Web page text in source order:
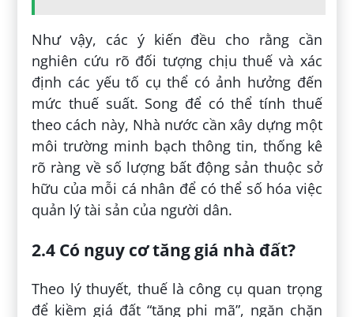
Như vậy, các ý kiến đều cho rằng cần
nghiên cứu rõ đối tượng chịu thuế và xác
định các yếu tố cụ thể có ảnh hưởng đến
mức thuế suất. Song để có thể tính thuế
theo cách này, Nhà nước cần xây dựng một
môi trường minh bạch thông tin, thống kê
rõ ràng về số lượng bất động sản thuộc sở
hữu của mỗi cá nhân để có thể số hóa việc
quản lý tài sản của người dân.
2.4 Có nguy cơ tăng giá nhà đất?
Theo lý thuyết, thuế là công cụ quan trọng
để kiềm giá đất “tăng phi mã”, ngăn chặn